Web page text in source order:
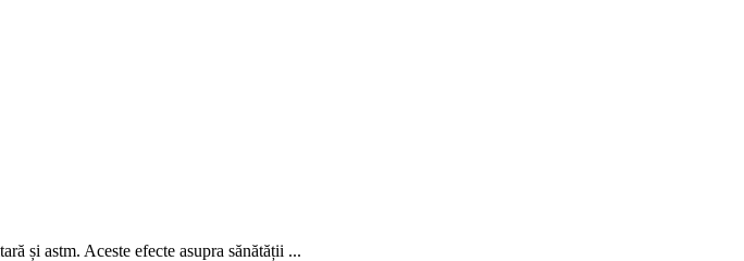
și astm. Aceste efecte asupra sănătății ...